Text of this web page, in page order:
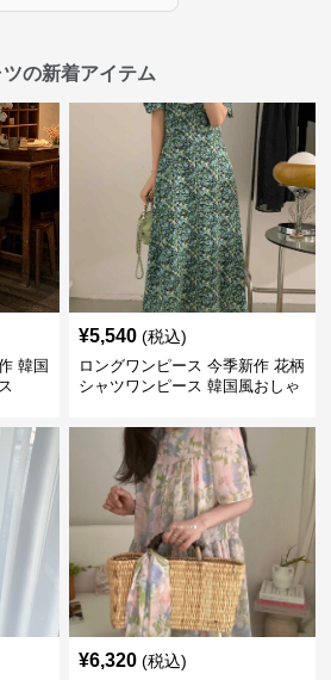
の新着アイテム
韓国
¥5,540 (税込)
ロングワンピース 今季新作 花柄
シャツワンピース 韓国風おしゃ
¥6,320 (税込)